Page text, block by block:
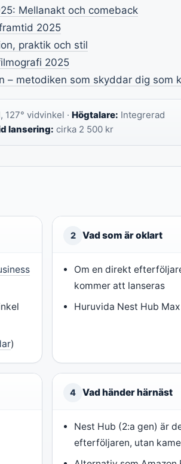
Mellanakt och comeback
2025
praktik och stil
2025
– metodiken som skyddar dig som
127° vidvinkel · Högtalare: Integrerad
lansering: cirka 2 500 kr
)
2 Vad som är oklart
Om en direkt
kommer att lanseras
Huruvida Nest Hub
4 Vad händer härnäst
Nest Hub (2:a gen) är
efterföljaren, utan